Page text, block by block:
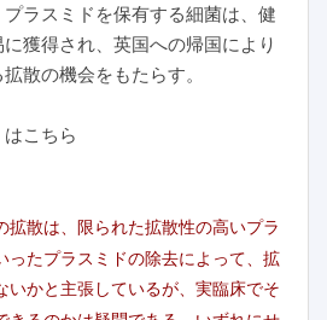
プラスミドを保有する細菌は、健
獲得され、英国への帰国により
散の機会をもたらす。
こちら
拡散は、限られた拡散性の高いプラ
ったプラスミドの除去によって、拡
いかと主張しているが、実臨床でそ